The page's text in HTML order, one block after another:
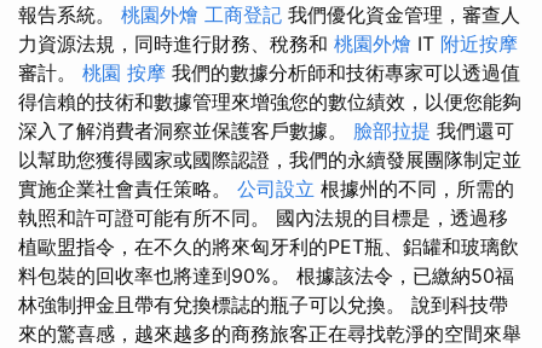
報告系統。 桃園外燴 工商登記 我們優化資金管理，審查人
力資源法規，同時進行財務、稅務和 桃園外燴 IT 附近按摩
審計。 桃園 按摩 我們的數據分析師和技術專家可以透過值
得信賴的技術和數據管理來增強您的數位績效，以便您能夠
深入了解消費者洞察並保護客戶數據。 臉部拉提 我們還可
以幫助您獲得國家或國際認證，我們的永續發展團隊制定並
實施企業社會責任策略。 公司設立 根據州的不同，所需的
執照和許可證可能有所不同。 國內法規的目標是，透過移
植歐盟指令，在不久的將來匈牙利的PET瓶、鋁罐和玻璃飲
料包裝的回收率也將達到90%。 根據該法令，已繳納50福
林強制押金且帶有兌換標誌的瓶子可以兌換。 說到科技帶
來的驚喜感，越來越多的商務旅客正在尋找乾淨的空間來舉